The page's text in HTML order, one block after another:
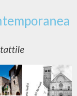
tattile